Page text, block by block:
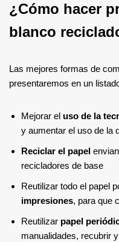
¿Cómo hacer
blanco
Las mejores formas de
presentaremos en un
Mejorar el uso de la
y aumentar el uso de la
Reciclar el papel
recicladores de base
Reutilizar todo el papel
impresiones, para que
Reutilizar papel
manualidades, recubrir